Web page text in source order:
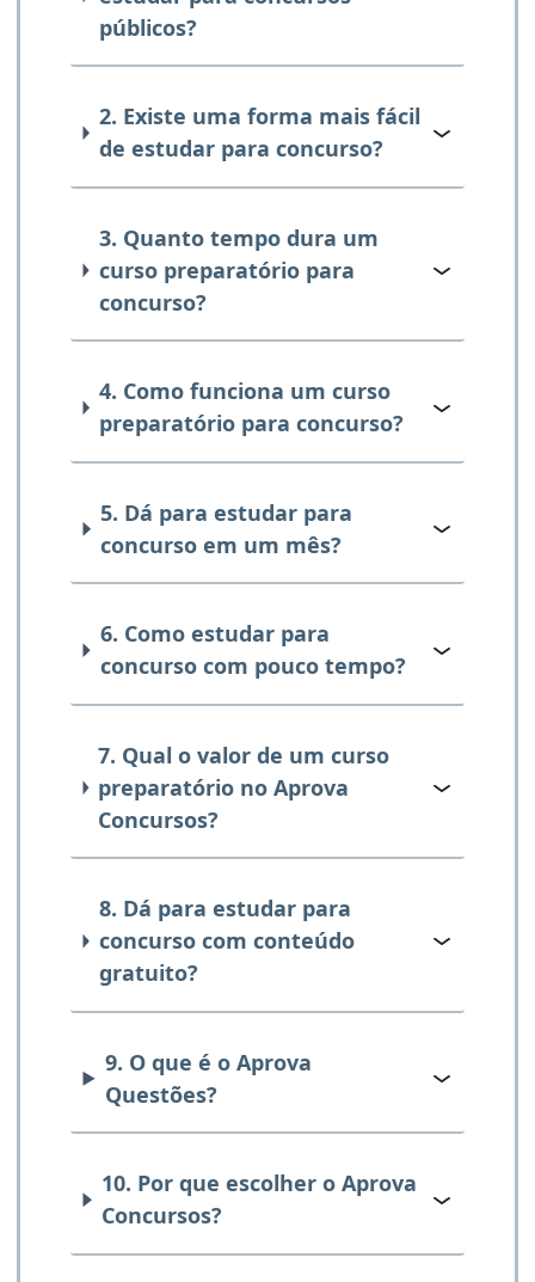
públicos?
2. Existe uma forma mais fácil
de estudar para concurso?
3. Quanto tempo dura um
curso preparatório para
concurso?
4. Como funciona um curso
preparatório para concurso?
5. Dá para estudar para
concurso em um mês?
6. Como estudar para
concurso com pouco tempo?
7. Qual o valor de um curso
preparatório no Aprova
Concursos?
8. Dá para estudar para
concurso com conteúdo
gratuito?
9. O que é o Aprova
Questões?
10. Por que escolher o Aprova
Concursos?